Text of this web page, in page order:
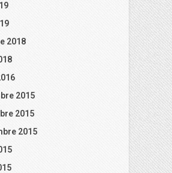
2018
2015
2015
2015